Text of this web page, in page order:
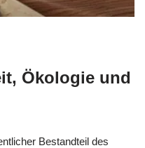
Ökologie und
Bestandteil des